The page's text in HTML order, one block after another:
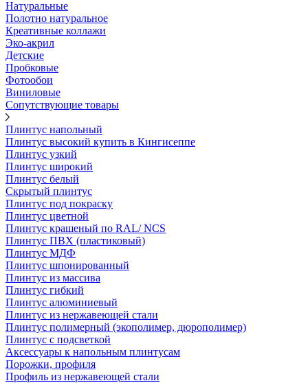
Натуральные
Полотно натуральное
Креативные коллажи
Эко-акрил
Детские
Пробковые
Фотообои
Виниловые
Сопутствующие товары
Плинтус напольный
Плинтус высокий купить в Кингисеппе
Плинтус узкий
Плинтус широкий
Плинтус белый
Скрытый плинтус
Плинтус под покраску
Плинтус цветной
Плинтус крашеный по RAL/ NCS
Плинтус ПВХ (пластиковый)
Плинтус МДФ
Плинтус шпонированный
Плинтус из массива
Плинтус гибкий
Плинтус алюминиевый
Плинтус из нержавеющей стали
Плинтус полимерный (экополимер, дюрополимер)
Плинтус с подсветкой
Аксессуары к напольным плинтусам
Порожки, профиля
Профиль из нержавеющей стали